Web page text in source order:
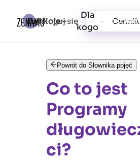
Funkcje
Dla
kogo
Cennik
Zaloguj się Utwórz
Powrót do Słownika pojęć
Co to jest
Programy
ci?